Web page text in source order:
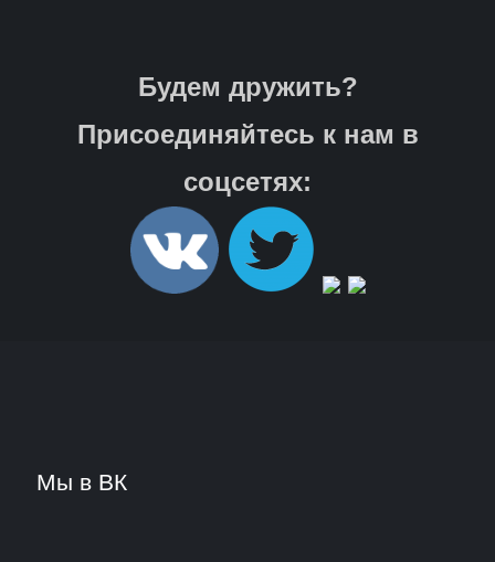
Будем дружить?
Присоединяйтесь к нам в
соцсетях:
Мы в ВК